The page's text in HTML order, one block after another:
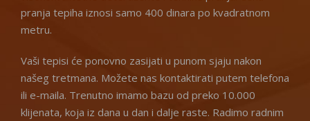
pranja tepiha iznosi samo 400 dinara po kvadratnom
metru.
Vaši tepisi će ponovno zasijati u punom sjaju nakon
našeg tretmana. Možete nas kontaktirati putem telefona
ili e-maila. Trenutno imamo bazu od preko 10.000
klijenata, koja iz dana u dan i dalje raste. Radimo radnim